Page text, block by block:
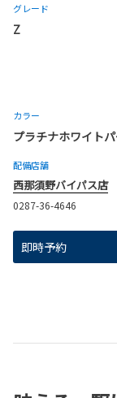
グレード
Z
カラー
プラチナホワイト
配備店舗
西那須野バイパス店
0287-36-4646
即時予約